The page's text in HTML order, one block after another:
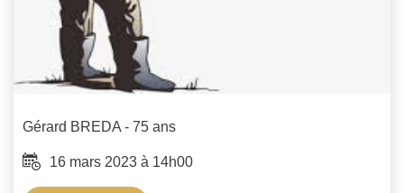
Gérard BREDA - 75 ans
16 mars 2023 à 14h00